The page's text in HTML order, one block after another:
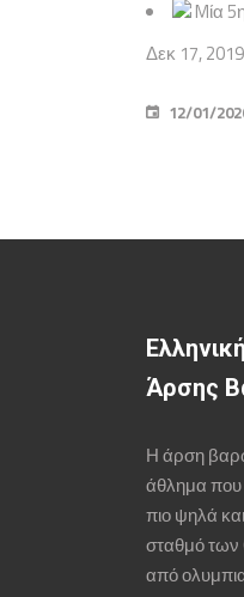
Mία
Δεκ 17,
12/01/
Άρσης
Η άρση
άθλημα που
πιο ψηλά
σταθμό
από